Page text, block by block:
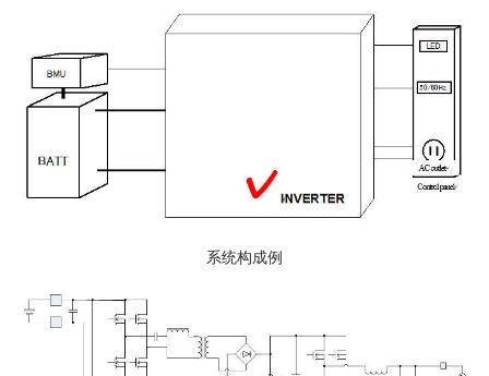
关于购买
关于Shindengen
CSR信息
新闻和活动
系统构成例